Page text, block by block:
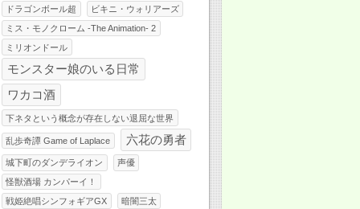
ドラゴンボール超
ビキニ・ウォリアーズ
ミス・モノクローム -The Animation- 2
ミリオンドール
モンスター娘のいる日常
ワカコ酒
下ネタという概念が存在しない退屈な世界
乱歩奇譚 Game of Laplace 六花の勇者
城下町のダンデライオン
声優
怪獣酒場 カンパーイ！
戦姫絶唱シンフォギアGX
暗闇三太